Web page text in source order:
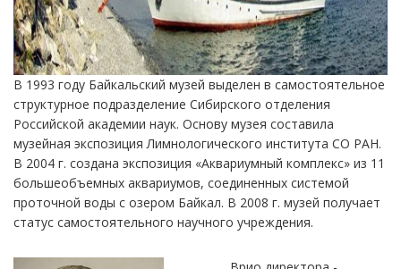
В 1993 году Байкальский музей выделен в самостоятельное
структурное подразделение Сибирского отделения
Российской академии наук. Основу музея составила
музейная экспозиция Лимнологического института СО РАН.
В 2004 г. создана экспозиция «Аквариумный комплекс» из 11
большеобъемных аквариумов, соединенных системой
проточной воды с озером Байкал. В 2008 г. музей получает
статус самостоятельного научного учреждения.